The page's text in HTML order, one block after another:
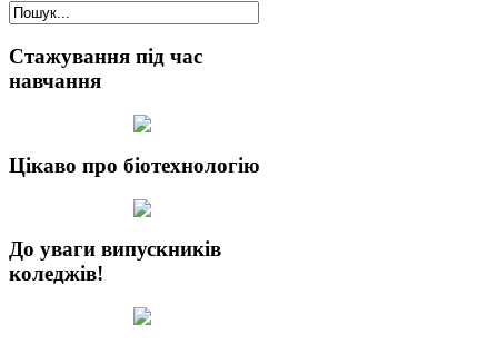
Стажування під час
навчання
Цікаво про біотехнологію
До уваги випускників
коледжів!